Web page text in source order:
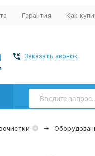
Гарантия Как
Заказать звонок